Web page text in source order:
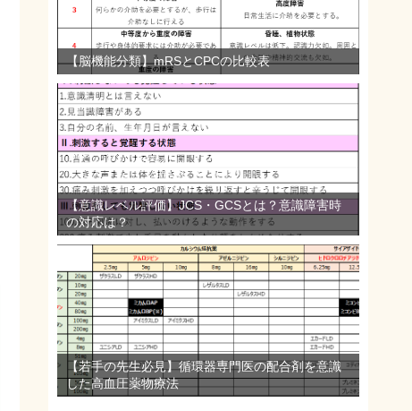
【脳機能分類】mRSとCPCの比較表
【意識レベル評価】JCS・GCSとは？意識障害時
の対応は？
【若手の先生必見】循環器専門医の配合剤を意識
した高血圧薬物療法